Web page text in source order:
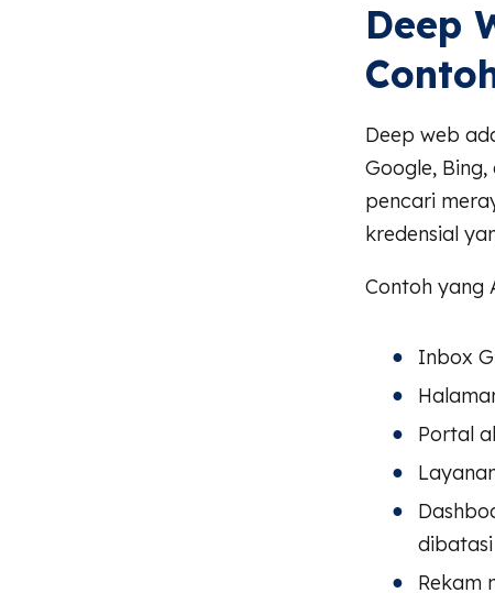
Deep
Deep web
Google,
pencari
kredensial
Contoh yang
Inbox
Portal
dibatasi
Rekam